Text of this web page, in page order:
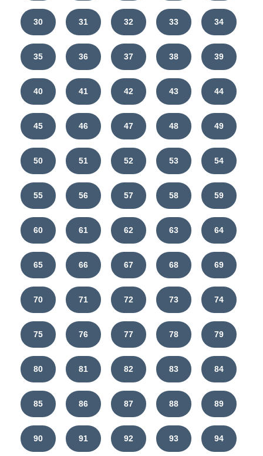
30 31 32 33 34
35 36 37 38 39
40 41 42 43 44
45 46 47 48 49
50 51 52 53 54
55 56 57 58 59
60 61 62 63 64
65 66 67 68 69
70 71 72 73 74
75 76 77 78 79
80 81 82 83 84
85 86 87 88 89
90 91 92 93 94